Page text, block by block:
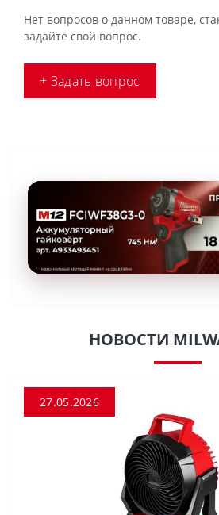
Нет вопросов о данном товаре,
задайте свой вопрос.
+ Задать вопрос
НОВОСТИ
27.05.2026